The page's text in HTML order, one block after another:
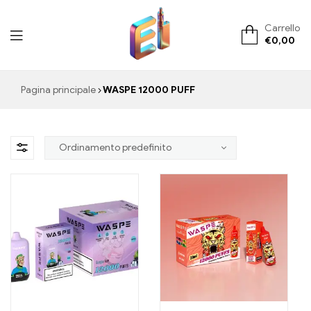
ElementVape.de
Carrello
€0,00
Pagina principale WASPE 12000 PUFF